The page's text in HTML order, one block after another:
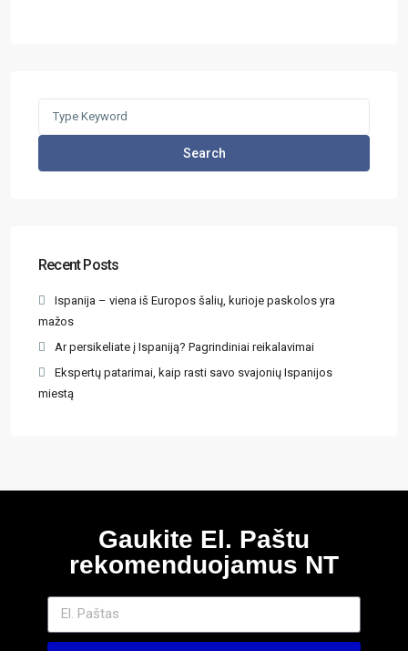
Search
Recent Posts
Ispanija – viena iš Europos šalių, kurioje paskolos yra
mažos
Ar persikeliate į Ispaniją? Pagrindiniai reikalavimai
Ekspertų patarimai, kaip rasti savo svajonių Ispanijos
miestą
Gaukite El. Paštu
rekomenduojamus NT